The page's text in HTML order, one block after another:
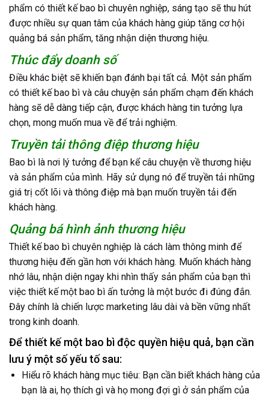
phẩm có thiết kế bao bì chuyên nghiệp, sáng tạo sẽ thu hút
được nhiều sự quan tâm của khách hàng giúp tăng cơ hội
quảng bá sản phẩm, tăng nhận diện thương hiệu.
Thúc đẩy doanh số
Điều khác biệt sẽ khiến bạn đánh bại tất cả. Một sản phẩm
có thiết kế bao bì và câu chuyện sản phẩm chạm đến khách
hàng sẽ dễ dàng tiếp cận, được khách hàng tin tưởng lựa
chọn, mong muốn mua về để trải nghiệm.
Truyền tải thông điệp thương hiệu
Bao bì là nơi lý tưởng để bạn kể câu chuyện về thương hiệu
và sản phẩm của mình. Hãy sử dụng nó để truyền tải những
giá trị cốt lõi và thông điệp mà bạn muốn truyền tải đến
khách hàng.
Quảng bá hình ảnh thương hiệu
Thiết kế bao bì chuyên nghiệp là cách làm thông minh để
thương hiệu đến gần hơn với khách hàng. Muốn khách hàng
nhớ lâu, nhận diện ngay khi nhìn thấy sản phẩm của bạn thì
việc thiết kế một bao bì ấn tưởng là một bước đi đúng đắn.
Đây chính là chiến lược marketing lâu dài và bền vững nhất
trong kinh doanh.
Để thiết kế một bao bì độc quyền hiệu quả, bạn cần
lưu ý một số yếu tố sau:
Hiểu rõ khách hàng mục tiêu: Bạn cần biết khách hàng của
bạn là ai, họ thích gì và họ mong đợi gì ở sản phẩm của